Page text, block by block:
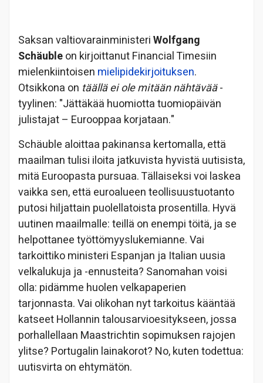
Saksan valtiovarainministeriWolfgang
Schäubleon kirjoittanut Financial Timesiin
mielenkiintoisen mielipidekirjoituksen.
Otsikkona on täällä ei ole mitään nähtävää-
tyylinen: "Jättäkää huomiotta tuomiopäivän
julistajat – Eurooppaa korjataan."
Schäuble aloittaa pakinansa kertomalla, että
maailman tulisi iloita jatkuvista hyvistä uutisista,
mitä Euroopasta pursuaa. Tällaiseksi voi laskea
vaikka sen, että euroalueen teollisuustuotanto
putosi hiljattain puolellatoista prosentilla. Hyvä
uutinen maailmalle: teillä on enempi töitä, ja se
helpottanee työttömyyslukemianne. Vai
tarkoittiko ministeri Espanjan ja Italian uusia
velkalukuja ja -ennusteita? Sanomahan voisi
olla: pidämme huolen velkapaperien
tarjonnasta. Vai olikohan nyt tarkoitus kääntää
katseet Hollannin talousarvioesitykseen, jossa
porhallellaan Maastrichtin sopimuksen rajojen
ylitse? Portugalin lainakorot? No, kuten todettua:
uutisvirta on ehtymätön.